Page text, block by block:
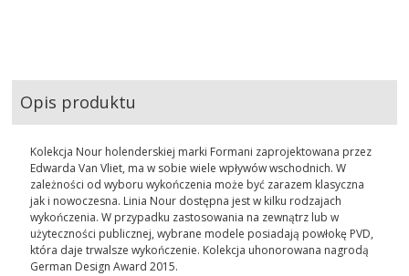
Opis produktu
Kolekcja Nour holenderskiej marki Formani zaprojektowana przez
Edwarda Van Vliet, ma w sobie wiele wpływów wschodnich. W
zależności od wyboru wykończenia może być zarazem klasyczna
jak i nowoczesna. Linia Nour dostępna jest w kilku rodzajach
wykończenia. W przypadku zastosowania na zewnątrz lub w
użyteczności publicznej, wybrane modele posiadają powłokę PVD,
która daje trwalsze wykończenie. Kolekcja uhonorowana nagrodą
German Design Award 2015.